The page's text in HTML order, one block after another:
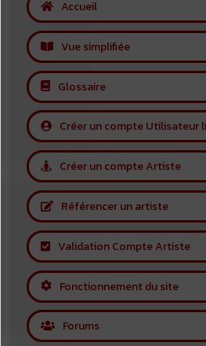
Accueil
Vue simplifiée
Glossaire
Créer un compte Utilisateur
Créer un compte Artiste
Référencer un artiste
Validation Compte Artiste
Fonctionnement du site
Forums